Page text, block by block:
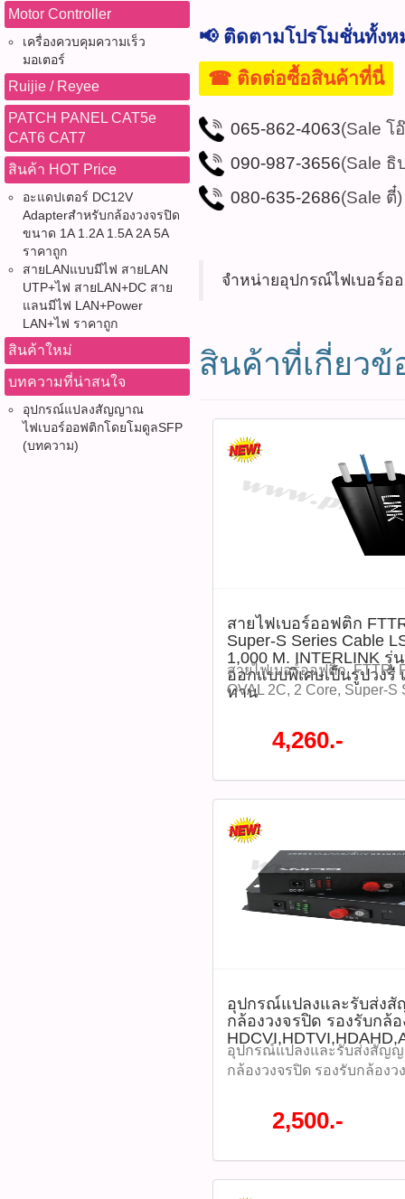
Motor Controller
เครื่องควบคุมความเร็ว
มอเตอร์
Ruijie / Reyee
PATCH PANEL CAT5e
CAT6 CAT7
สินค้า HOT Price
อะแดปเตอร์ DC12V
Adapterสำหรับกล้องวงจรปิด
ขนาด 1A 1.2A 1.5A 2A 5A
ราคาถูก
สายLANแบบมีไฟ สายLAN
UTP+ไฟ สายLAN+DC สาย
แลนมีไฟ LAN+Power
LAN+ไฟ ราคาถูก
สินค้าใหม่
บทความที่น่าสนใจ
อุปกรณ์แปลงสัญญาณ
ไฟเบอร์ออฟติก​โดยโมดูลSFP
(บทความ)
📢 ติดตามโปรโมชั่นทั้ง
☎ ติดต่อซื้อสินค้าที่นี่
065-862-4063(Sale โ
090-987-3656(Sale ธิ
080-635-2686(Sale ตี๋)
1,000 M. INTERLINK รุ่
ออกแบบพิเศษเป็นรูปวงรี
ทาน
สายไฟเบอร์ออฟติก, FTTR,
OVAL 2C, 2 Core, Super-S
Distribution Cable,
ไฟเบอร์ภายในอาคาร,
Mode, G657A2, สายไฟเบอ
Cable LSZH (Distribution)
เป็นรูปวงรี เพื่อลดแรงเสียด
เส้นลวดโลหะ 2 เส้น เพื่อรอ
ไม่ให้เส้นใยแก้วแตกหัก เส้
คุณภาพสูงจากอเมริกา ชนิด
ระบบ FTTx/FTTR โครงส
เบา โค้งงอได้ดีในพื้นที่แคบ
MIDYEAR SALE 2026 ล
ราคา 5,112 บาท ลดเหลือร
-โครงสร้างเรียบง่าย น้ำหนัก
เหมาะสำหรับการติดตั้งที่หล
แข็งแรงด้วยลวดโลหะหรือ
Reinforced Plastic) เพื่อเพิ่
-ง่ายต่อการลอกสายและเชื่
แวดล้อม ด้วยฉนวน FR-
เมื่อเกิดไฟไหม้ tags : สายไ
Fiber Optic Cable, OVAL
4,260.-
อุปกรณ์แปลงและรับส่งสัญ
กล้องวงจรปิด รองรับกล้องว
ละเอียดสูงสุด 1080P
ราคา 2,500 บาท รุ่น :
สายไฟเบอร์ออฟติก : 10KG
1310/1550nm รองรับสัญญ
2,500.-